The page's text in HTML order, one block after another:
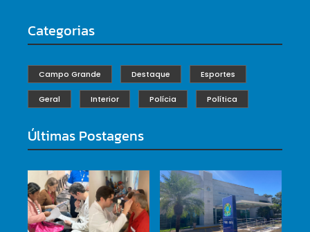
Categorias
Campo Grande Destaque Esportes
Geral Interior Polícia Política
Últimas Postagens